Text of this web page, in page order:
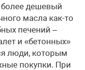
дешевый
масла как-то
печений –
и «бетонных»
люди, которым
покупки. При